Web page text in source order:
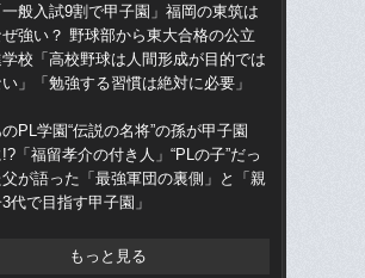
一般入試9割で甲子園」福岡の東筑は
ぜ強い？ 野球部から東大合格の公立
校「高校野球は人間形成が目的では
い」「勉強する習慣は絶対に必要」
のPL学園“伝説の名将”の孫が甲子園
!?「福留孝介の付き人」“PLの子”だっ
父が語った「最強軍団の裏側」と「親
代で目指す甲子園」
もっと見る